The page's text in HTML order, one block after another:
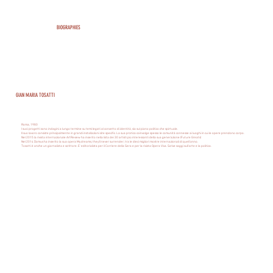
GIAN MARIA TOSATTI
Roma, 1980
I suoi progetti sono indagini a lungo termine su temi legati al concetto di identità, sia sul piano politico che spirtuale.
Il suo lavoro consiste principalmente in grandi installazioni site specific. La sua pratica coinvolge spesso le comunità connesse ai luoghi in cui le opere prendono corpo.
Nel 2015 la rivista internazionale ArtReview ha inserito nella lista dei 30 artisti più interessanti della sua generazione (Future Greats)
Nel 2014 Domus ha inserito la sua opera My dreams, they'll never surrender, tra le dieci migliori mostre internazionali di quell'anno.
Tosatti è anche un giornalista e scrittore. E' editorialista per il Corriere della Sera e per la rivista Opera Viva. Scrive saggi sull'arte e la politica.
BIOGRAPHIES